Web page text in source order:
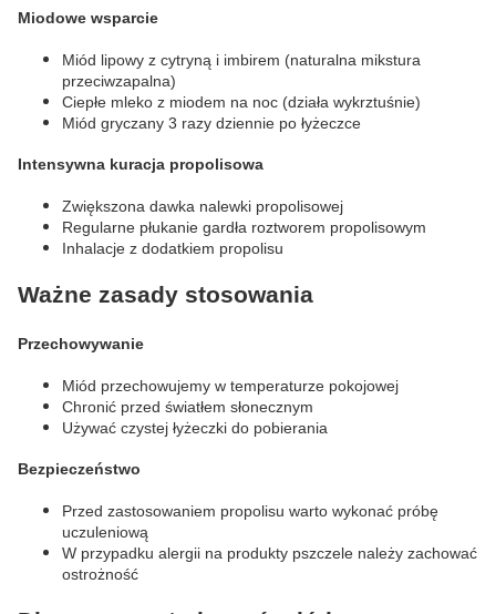
Miodowe wsparcie
Miód lipowy z cytryną i imbirem (naturalna mikstura
przeciwzapalna)
Ciepłe mleko z miodem na noc (działa wykrztuśnie)
Miód gryczany 3 razy dziennie po łyżeczce
Intensywna kuracja propolisowa
Zwiększona dawka nalewki propolisowej
Regularne płukanie gardła roztworem propolisowym
Inhalacje z dodatkiem propolisu
Ważne zasady stosowania
Przechowywanie
Miód przechowujemy w temperaturze pokojowej
Chronić przed światłem słonecznym
Używać czystej łyżeczki do pobierania
Bezpieczeństwo
Przed zastosowaniem propolisu warto wykonać próbę
uczuleniową
W przypadku alergii na produkty pszczele należy zachować
ostrożność